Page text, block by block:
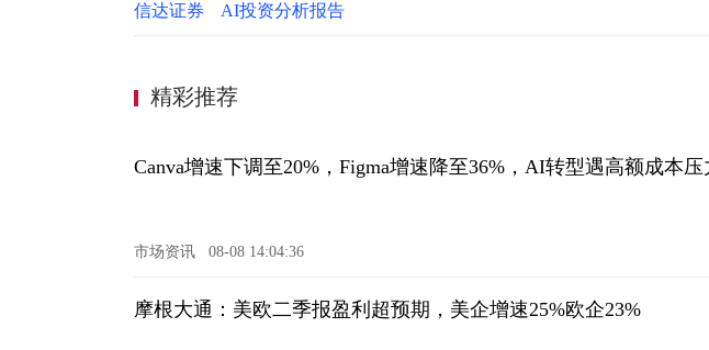
信达证券 AI投资分析报告
精彩推荐
Canva增速下调至20%，Figma增速降至36%，AI转型遇高额成本压
市场资讯 08-08 14:04:36
摩根大通：美欧二季报盈利超预期，美企增速25%欧企23%